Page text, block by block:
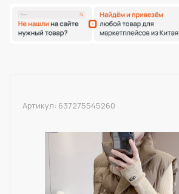
Артикул: 637275545260